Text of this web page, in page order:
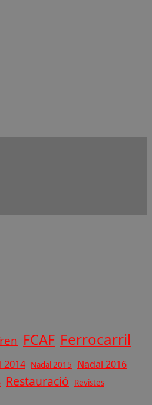
FCAF Ferrocarril
2014 Nadal 2015 Nadal 2016
Restauració
Revistes